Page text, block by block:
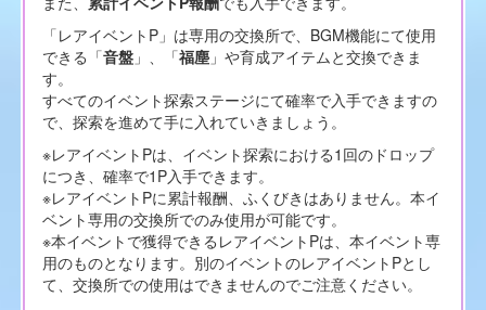
「レアイベントP」は専用の交換所で、BGM機能にて使用
できる「音盤」、「福塵」や育成アイテムと交換できま
す。
すべてのイベント探索ステージにて確率で入手できますの
で、探索を進めて手に入れていきましょう。
※レアイベントPは、イベント探索における1回のドロップ
につき、確率で1P入手できます。
※レアイベントPに累計報酬、ふくびきはありません。本イ
ベント専用の交換所でのみ使用が可能です。
※本イベントで獲得できるレアイベントPは、本イベント専
用のものとなります。別のイベントのレアイベントPとし
て、交換所での使用はできませんのでご注意ください。